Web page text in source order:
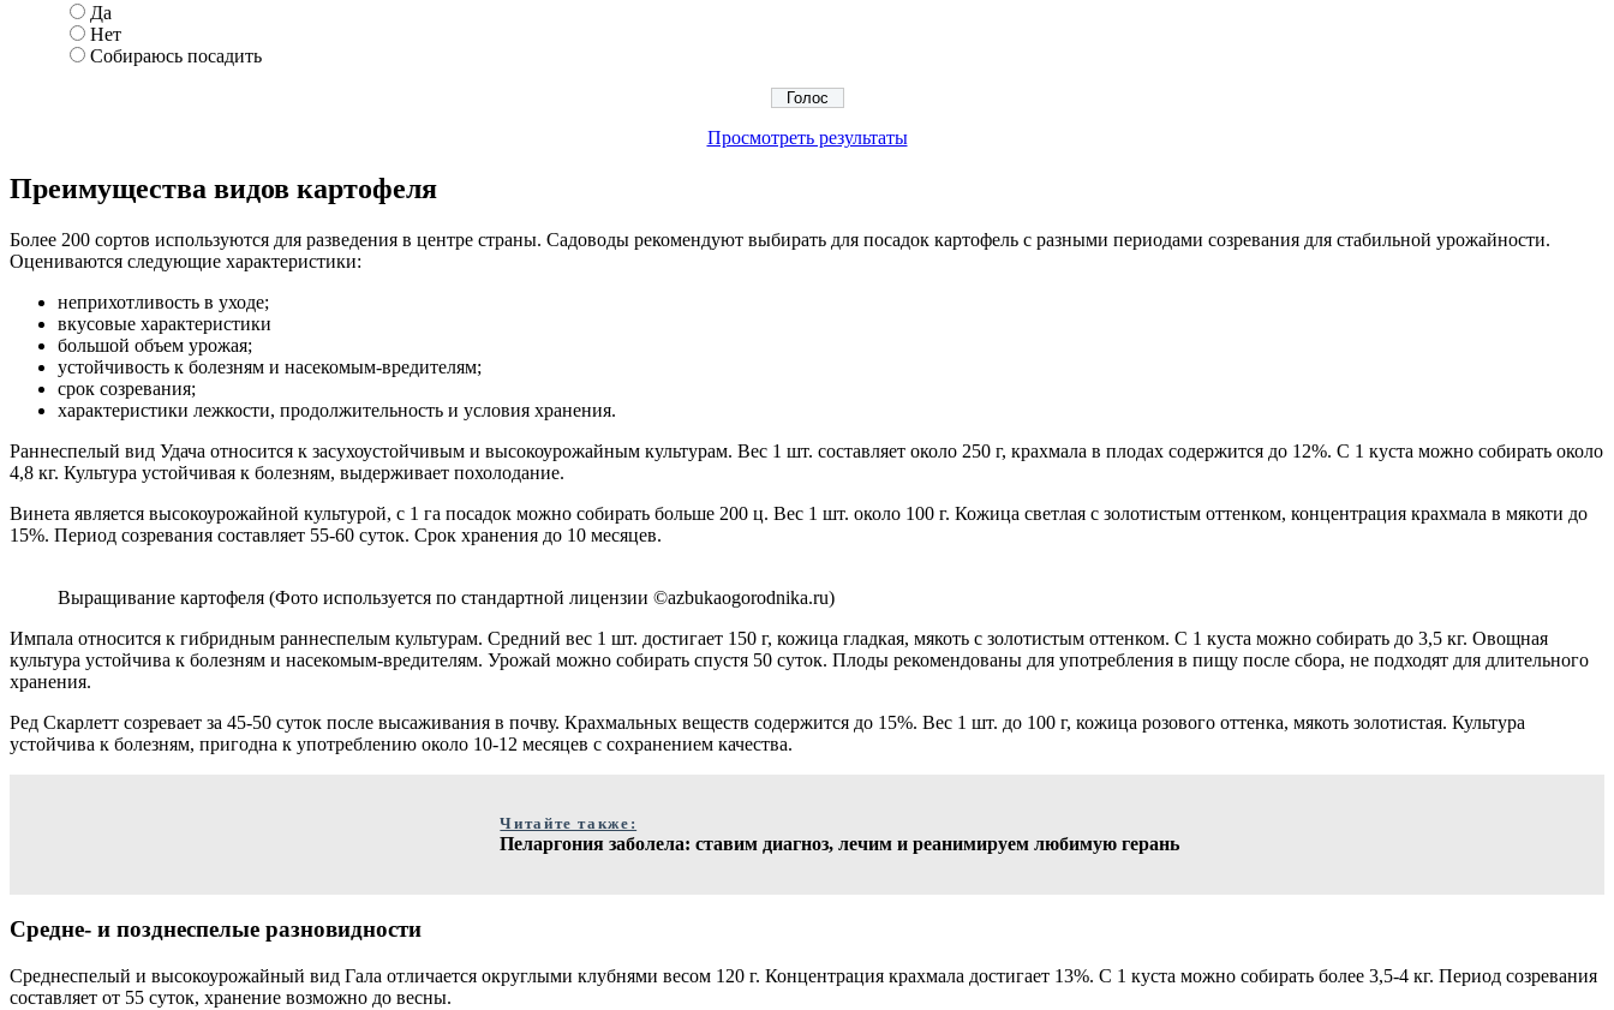
Да
Нет
Собираюсь посадить
Просмотреть результаты
Преимущества видов картофеля
Более 200 сортов используются для разведения в центре страны. Садоводы рекомендуют выбирать для посадок картофель с разными периодами созревания для стабильной урожайности.
Оцениваются следующие характеристики:
неприхотливость в уходе;
вкусовые характеристики
большой объем урожая;
устойчивость к болезням и насекомым-вредителям;
срок созревания;
характеристики лежкости, продолжительность и условия хранения.
Раннеспелый вид Удача относится к засухоустойчивым и высокоурожайным культурам. Вес 1 шт. составляет около 250 г, крахмала в плодах содержится до 12%. С 1 куста можно собирать около
4,8 кг. Культура устойчивая к болезням, выдерживает похолодание.
Винета является высокоурожайной культурой, с 1 га посадок можно собирать больше 200 ц. Вес 1 шт. около 100 г. Кожица светлая с золотистым оттенком, концентрация крахмала в мякоти до
15%. Период созревания составляет 55-60 суток. Срок хранения до 10 месяцев.
Выращивание картофеля (Фото используется по стандартной лицензии ©azbukaogorodnika.ru)
Импала относится к гибридным раннеспелым культурам. Средний вес 1 шт. достигает 150 г, кожица гладкая, мякоть с золотистым оттенком. С 1 куста можно собирать до 3,5 кг. Овощная
культура устойчива к болезням и насекомым-вредителям. Урожай можно собирать спустя 50 суток. Плоды рекомендованы для употребления в пищу после сбора, не подходят для длительного
хранения.
Ред Скарлетт созревает за 45-50 суток после высаживания в почву. Крахмальных веществ содержится до 15%. Вес 1 шт. до 100 г, кожица розового оттенка, мякоть золотистая. Культура
устойчива к болезням, пригодна к употреблению около 10-12 месяцев с сохранением качества.
Читайте также:
Пеларгония заболела: ставим диагноз, лечим и реанимируем любимую герань
Средне- и позднеспелые разновидности
Среднеспелый и высокоурожайный вид Гала отличается округлыми клубнями весом 120 г. Концентрация крахмала достигает 13%. С 1 куста можно собирать более 3,5-4 кг. Период созревания
составляет от 55 суток, хранение возможно до весны.